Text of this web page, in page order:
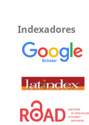
Indexadores